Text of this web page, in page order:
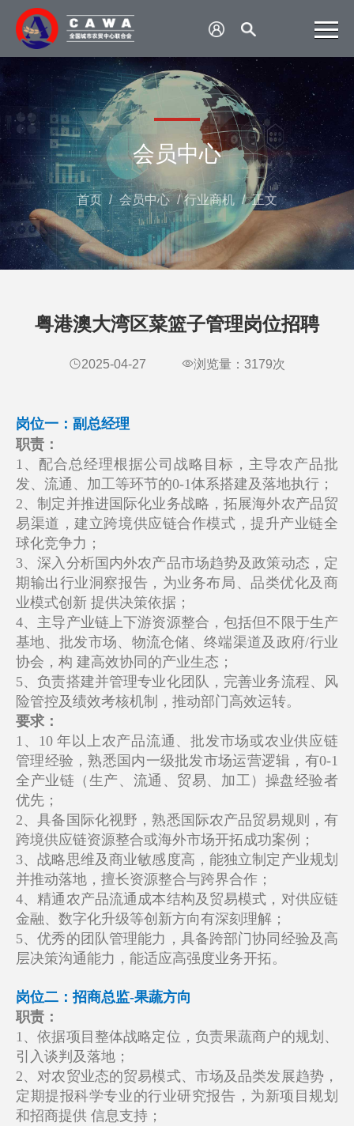
会员中心
首页 / 会员中心 / 行业商机 / 正文
粤港澳大湾区菜篮子管理岗位招聘
2025-04-27 浏览量： 3179次
岗位一：副总经理
职责：
1、配合总经理根据公司战略目标，主导农产品批
发、流通、加工等环节的0-1体系搭建及落地执行；
2、制定并推进国际化业务战略，拓展海外农产品贸
易渠道，建立跨境供应链合作模式，提升产业链全
球化竞争力；
3、深入分析国内外农产品市场趋势及政策动态，定
期输出行业洞察报告，为业务布局、品类优化及商
业模式创新 提供决策依据；
4、主导产业链上下游资源整合，包括但不限于生产
基地、批发市场、物流仓储、终端渠道及政府/行业
协会，构 建高效协同的产业生态；
5、负责搭建并管理专业化团队，完善业务流程、风
险管控及绩效考核机制，推动部门高效运转。
要求：
1、10 年以上农产品流通、批发市场或农业供应链
管理经验，熟悉国内一级批发市场运营逻辑，有0-1
全产业链（生产、流通、贸易、加工）操盘经验者
优先；
2、具备国际化视野，熟悉国际农产品贸易规则，有
跨境供应链资源整合或海外市场开拓成功案例；
3、战略思维及商业敏感度高，能独立制定产业规划
并推动落地，擅长资源整合与跨界合作；
4、精通农产品流通成本结构及贸易模式，对供应链
金融、数字化升级等创新方向有深刻理解；
5、优秀的团队管理能力，具备跨部门协同经验及高
层决策沟通能力，能适应高强度业务开拓。
岗位二：招商总监-果蔬方向
职责：
1、依据项目整体战略定位，负责果蔬商户的规划、
引入谈判及落地；
2、对农贸业态的贸易模式、市场及品类发展趋势，
定期提报科学专业的行业研究报告，为新项目规划
和招商提供 信息支持；